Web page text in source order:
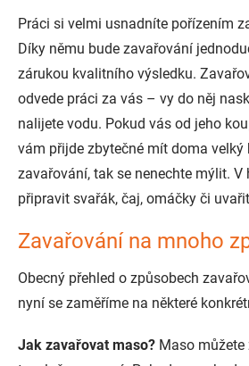
Práci si velmi usnadníte pořízením
Díky němu bude zavařování
zárukou kvalitního výsledku.
odvede práci za vás – vy do něj
nalijete vodu. Pokud vás od jeho
vám přijde zbytečné mít doma velký
zavařování, tak se nenechte mýlit. V
připravit svařák, čaj, omáčky či
Zavařování na mnoho
Obecný přehled o způsobech
nyní se zaměříme na některé
Jak zavařovat maso? Maso můžete